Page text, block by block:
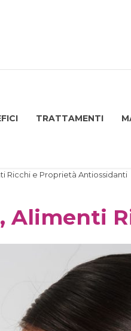
TRATTAMENTI
Ricchi e Proprietà Antiossidanti
Alimenti